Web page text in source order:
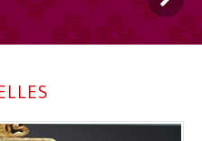
Karmapas